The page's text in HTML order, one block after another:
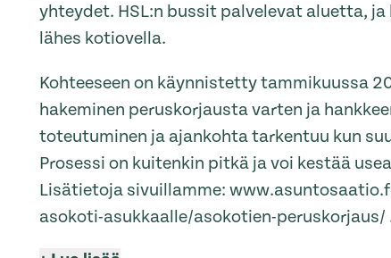
yhteydet. HSL:n bussit palvelevat aluetta,
lähes kotiovella.
Kohteeseen on käynnistetty tammikuussa
hakeminen peruskorjausta varten ja
toteutuminen ja ajankohta tarkentuu kun
Prosessi on kuitenkin pitkä ja voi kestää
Lisätietoja sivuillamme:
asokoti-asukkaalle/asokotien-peruskorjaus/